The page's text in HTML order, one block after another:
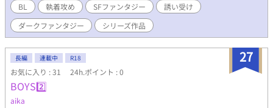
BL 執着攻め SFファンタジー
誘い受け
ダークファンタジー
シリーズ作品
27
長編 連載中 R18
お気に入り : 31 24h.ポイント : 0
BOYS2️⃣
aika